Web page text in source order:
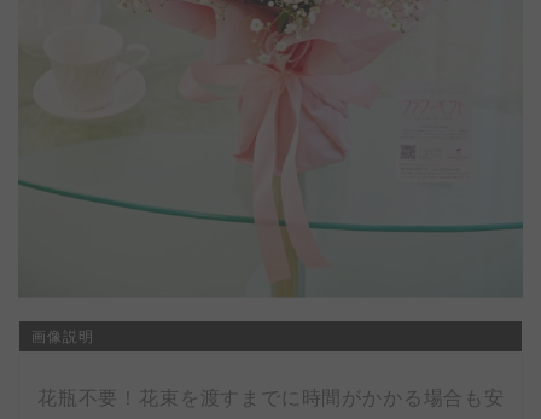
画像説明
花瓶不要！花束を渡すまでに時間がかかる場合も安